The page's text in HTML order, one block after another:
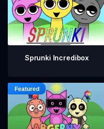
Sprunki Incredibox